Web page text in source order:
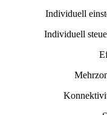
Individuell
Individuell